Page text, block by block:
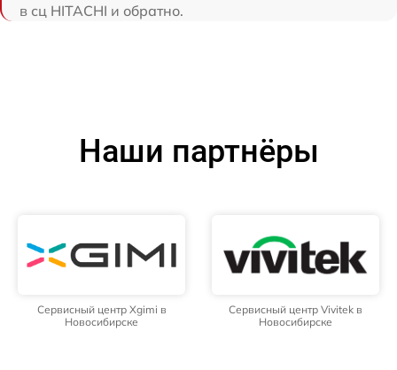
в сц HITACHI и обратно.
Наши партнёры
Сервисный центр Xgimi в
Новосибирске
Сервисный центр Vivitek в
Новосибирске